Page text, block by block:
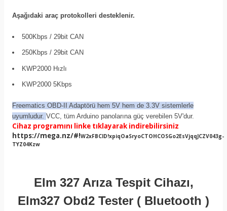
Aşağıdaki araç protokolleri desteklenir.
500Kbps / 29bit CAN
250Kbps / 29bit CAN
KWP2000 Hızlı
KWP2000 5Kbps
Freematics OBD-II Adaptörü hem 5V hem de 3.3V sistemlerle
uyumludur. VCC, tüm Arduino panolarına güç verebilen 5V'dur.
Cihaz programını linke tıklayarak indirebilirsiniz
https://mega.nz/#!W2xFBCID!xpiqOaSryoCTOHCOSGo2EsVjqqJCZV043g-
TYZ04Kzw
Elm 327 Arıza Tespit Cihazı,
Elm327 Obd2 Tester ( Bluetooth )